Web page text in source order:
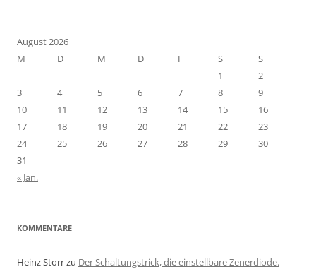
August 2026
M
D M D F S
S
1
2
3
4 5 6 7 8
9
10
11 12 13 14 15
16
17
18 19 20 21 22
23
24
25 26 27 28 29
30
31
« Jan.
KOMMENTARE
Heinz Storrzu Der Schaltungstrick, die einstellbare Zenerdiode.